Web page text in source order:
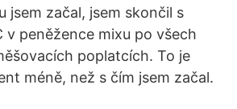
jsem začal, jsem skončil s
v peněžence mixu po všech
poplatcích. To je
méně, než s čím jsem začal.